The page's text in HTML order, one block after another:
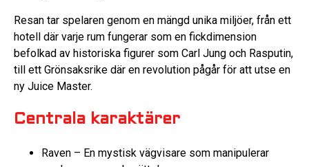
Resan tar spelaren genom en mängd unika miljöer, från ett
hotell där varje rum fungerar som en fickdimension
befolkad av historiska figurer som Carl Jung och Rasputin,
till ett Grönsaksrike där en revolution pågår för att utse en
ny Juice Master.
Centrala karaktärer
Raven – En mystisk vägvisare som manipulerar